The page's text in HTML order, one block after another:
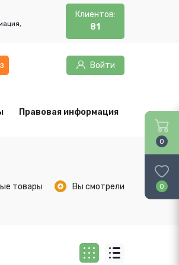
Клиентов:
81
Войти
Правовая информация
товары Вы смотрели
0
0